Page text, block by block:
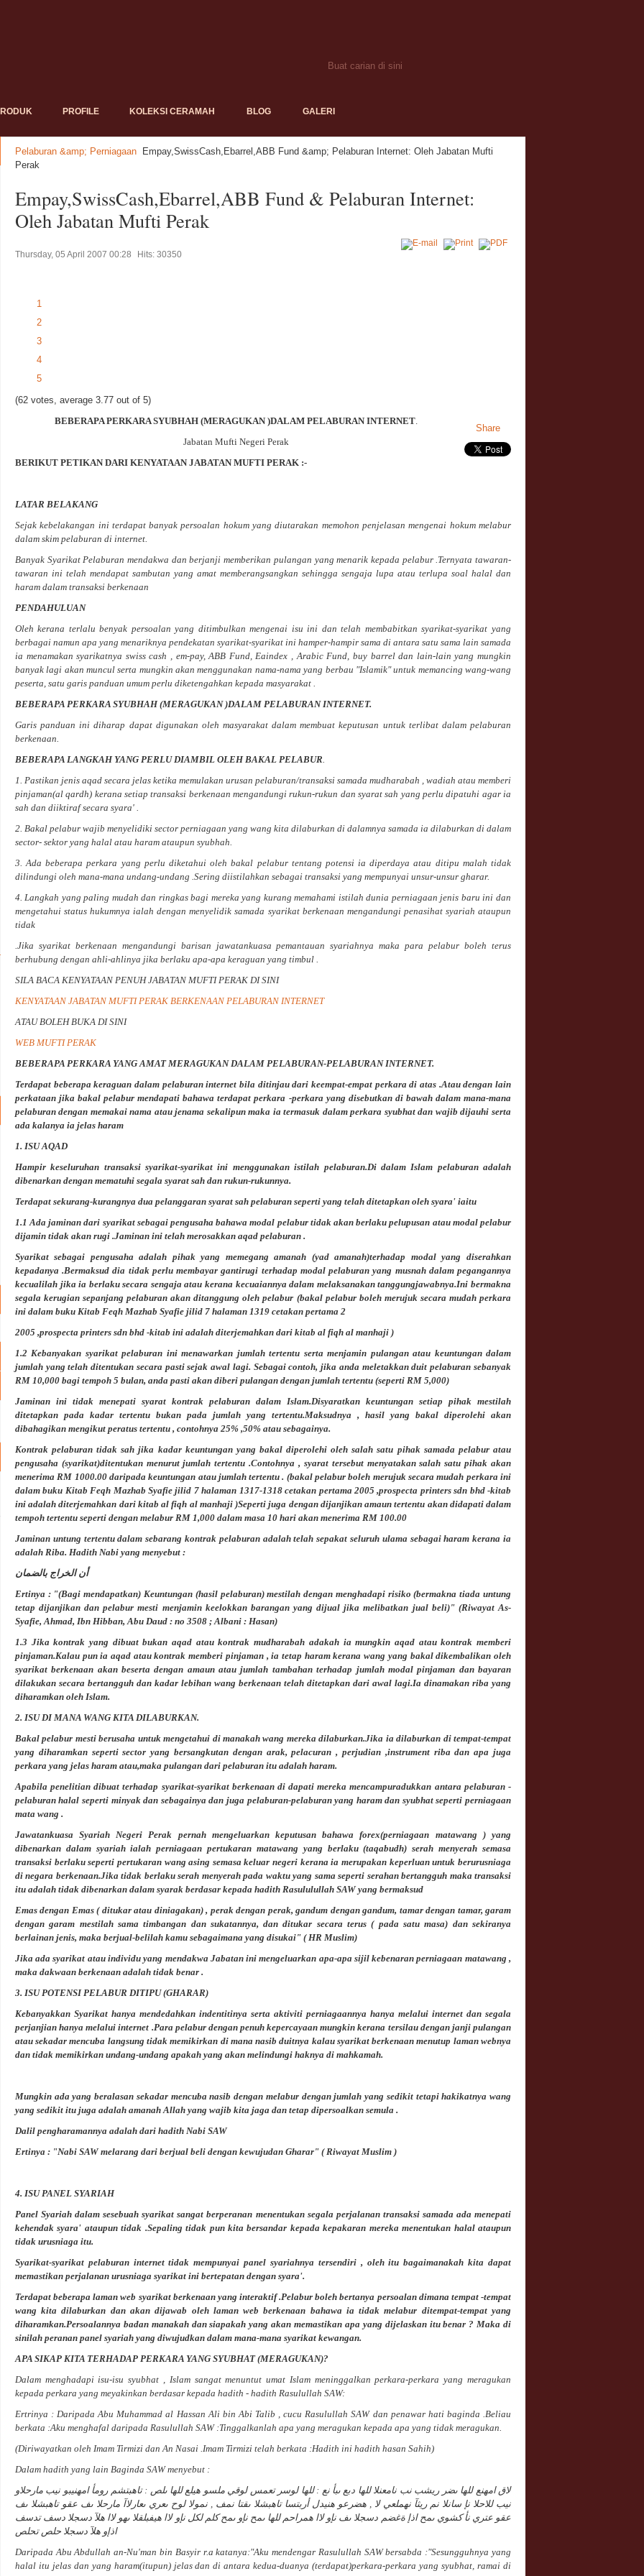
PROFILE KOLEKSI CERAMAH BLOG GALERI
Pelaburan &amp; Perniagaan
Empay,SwissCash,Ebarrel,ABB Fund &amp; Pelaburan Internet: Oleh Jabatan Mufti
Perak
Empay,SwissCash,Ebarrel,ABB Fund & Pelaburan Internet:
Oleh Jabatan Mufti Perak
Thursday, 05 April 2007 00:28 Hits: 30350
1
2
3
4
5
(62 votes, average 3.77 out of 5)
Share
BEBERAPA PERKARA SYUBHAH (MERAGUKAN )DALAM PELABURAN INTERNET.
Jabatan Mufti Negeri Perak
BERIKUT PETIKAN DARI KENYATAAN JABATAN MUFTI PERAK :-
LATAR BELAKANG
Sejak kebelakangan ini terdapat banyak persoalan hokum yang diutarakan memohon penjelasan mengenai hokum melabur
dalam skim pelaburan di internet.
Banyak Syarikat Pelaburan mendakwa dan berjanji memberikan pulangan yang menarik kepada pelabur .Ternyata tawaran-
tawaran ini telah mendapat sambutan yang amat memberangsangkan sehingga sengaja lupa atau terlupa soal halal dan
haram dalam transaksi berkenaan
PENDAHULUAN
Oleh kerana terlalu benyak persoalan yang ditimbulkan mengenai isu ini dan telah membabitkan syarikat-syarikat yang
berbagai namun apa yang menariknya pendekatan syarikat-syarikat ini hamper-hampir sama di antara satu sama lain samada
ia menamakan syarikatnya swiss cash , em-pay, ABB Fund, Eaindex , Arabic Fund, buy barrel dan lain-lain yang mungkin
banyak lagi akan muncul serta mungkin akan menggunakan nama-nama yang berbau "Islamik" untuk memancing wang-wang
peserta, satu garis panduan umum perlu diketengahkan kepada masyarakat .
BEBERAPA PERKARA SYUBHAH (MERAGUKAN )DALAM PELABURAN INTERNET.
Garis panduan ini diharap dapat digunakan oleh masyarakat dalam membuat keputusan untuk terlibat dalam pelaburan
berkenaan.
BEBERAPA LANGKAH YANG PERLU DIAMBIL OLEH BAKAL PELABUR.
1. Pastikan jenis aqad secara jelas ketika memulakan urusan pelaburan/transaksi samada mudharabah , wadiah atau memberi
pinjaman(al qardh) kerana setiap transaksi berkenaan mengandungi rukun-rukun dan syarat sah yang perlu dipatuhi agar ia
sah dan diiktiraf secara syara' .
2. Bakal pelabur wajib menyelidiki sector perniagaan yang wang kita dilaburkan di dalamnya samada ia dilaburkan di dalam
sector- sektor yang halal atau haram ataupun syubhah.
3. Ada beberapa perkara yang perlu diketahui oleh bakal pelabur tentang potensi ia diperdaya atau ditipu malah tidak
dilindungi oleh mana-mana undang-undang .Sering diistilahkan sebagai transaksi yang mempunyai unsur-unsur gharar.
4. Langkah yang paling mudah dan ringkas bagi mereka yang kurang memahami istilah dunia perniagaan jenis baru ini dan
mengetahui status hukumnya ialah dengan menyelidik samada syarikat berkenaan mengandungi penasihat syariah ataupun
tidak
.Jika syarikat berkenaan mengandungi barisan jawatankuasa pemantauan syariahnya maka para pelabur boleh terus
berhubung dengan ahli-ahlinya jika berlaku apa-apa keraguan yang timbul .
SILA BACA KENYATAAN PENUH JABATAN MUFTI PERAK DI SINI
KENYATAAN JABATAN MUFTI PERAK BERKENAAN PELABURAN INTERNET
ATAU BOLEH BUKA DI SINI
WEB MUFTI PERAK
BEBERAPA PERKARA YANG AMAT MERAGUKAN DALAM PELABURAN-PELABURAN INTERNET.
Terdapat beberapa keraguan dalam pelaburan internet bila ditinjau dari keempat-empat perkara di atas .Atau dengan lain
perkataan jika bakal pelabur mendapati bahawa terdapat perkara -perkara yang disebutkan di bawah dalam mana-mana
pelaburan dengan memakai nama atau jenama sekalipun maka ia termasuk dalam perkara syubhat dan wajib dijauhi serta
ada kalanya ia jelas haram
1. ISU AQAD
Hampir keseluruhan transaksi syarikat-syarikat ini menggunakan istilah pelaburan.Di dalam Islam pelaburan adalah
dibenarkan dengan mematuhi segala syarat sah dan rukun-rukunnya.
Terdapat sekurang-kurangnya dua pelanggaran syarat sah pelaburan seperti yang telah ditetapkan oleh syara' iaitu
1.1 Ada jaminan dari syarikat sebagai pengusaha bahawa modal pelabur tidak akan berlaku pelupusan atau modal pelabur
dijamin tidak akan rugi .Jaminan ini telah merosakkan aqad pelaburan .
Syarikat sebagai pengusaha adalah pihak yang memegang amanah (yad amanah)terhadap modal yang diserahkan
kepadanya .Bermaksud dia tidak perlu membayar gantirugi terhadap modal pelaburan yang musnah dalam pegangannya
kecualilah jika ia berlaku secara sengaja atau kerana kecuaiannya dalam melaksanakan tanggungjawabnya.Ini bermakna
segala kerugian sepanjang pelaburan akan ditanggung oleh pelabur (bakal pelabur boleh merujuk secara mudah perkara
ini dalam buku Kitab Feqh Mazhab Syafie jilid 7 halaman 1319 cetakan pertama 2
2005 ,prospecta printers sdn bhd -kitab ini adalah diterjemahkan dari kitab al fiqh al manhaji )
1.2 Kebanyakan syarikat pelaburan ini menawarkan jumlah tertentu serta menjamin pulangan atau keuntungan dalam
jumlah yang telah ditentukan secara pasti sejak awal lagi. Sebagai contoh, jika anda meletakkan duit pelaburan sebanyak
RM 10,000 bagi tempoh 5 bulan, anda pasti akan diberi pulangan dengan jumlah tertentu (seperti RM 5,000)
Jaminan ini tidak menepati syarat kontrak pelaburan dalam Islam.Disyaratkan keuntungan setiap pihak mestilah
ditetapkan pada kadar tertentu bukan pada jumlah yang tertentu.Maksudnya , hasil yang bakal diperolehi akan
dibahagikan mengikut peratus tertentu , contohnya 25% ,50% atau sebagainya.
Kontrak pelaburan tidak sah jika kadar keuntungan yang bakal diperolehi oleh salah satu pihak samada pelabur atau
pengusaha (syarikat)ditentukan menurut jumlah tertentu .Contohnya , syarat tersebut menyatakan salah satu pihak akan
menerima RM 1000.00 daripada keuntungan atau jumlah tertentu . (bakal pelabur boleh merujuk secara mudah perkara ini
dalam buku Kitab Feqh Mazhab Syafie jilid 7 halaman 1317-1318 cetakan pertama 2005 ,prospecta printers sdn bhd -kitab
ini adalah diterjemahkan dari kitab al fiqh al manhaji )Seperti juga dengan dijanjikan amaun tertentu akan didapati dalam
tempoh tertentu seperti dengan melabur RM 1,000 dalam masa 10 hari akan menerima RM 100.00
Jaminan untung tertentu dalam sebarang kontrak pelaburan adalah telah sepakat seluruh ulama sebagai haram kerana ia
adalah Riba. Hadith Nabi yang menyebut :
أن الخراج بالضمان
Ertinya : "(Bagi mendapatkan) Keuntungan (hasil pelaburan) mestilah dengan menghadapi risiko (bermakna tiada untung
tetap dijanjikan dan pelabur mesti menjamin keelokkan barangan yang dijual jika melibatkan jual beli)" (Riwayat As-
Syafie, Ahmad, Ibn Hibban, Abu Daud : no 3508 ; Albani : Hasan)
1.3 Jika kontrak yang dibuat bukan aqad atau kontrak mudharabah adakah ia mungkin aqad atau kontrak memberi
pinjaman.Kalau pun ia aqad atau kontrak memberi pinjaman , ia tetap haram kerana wang yang bakal dikembalikan oleh
syarikat berkenaan akan beserta dengan amaun atau jumlah tambahan terhadap jumlah modal pinjaman dan bayaran
dilakukan secara bertangguh dan kadar lebihan wang berkenaan telah ditetapkan dari awal lagi.Ia dinamakan riba yang
diharamkan oleh Islam.
2. ISU DI MANA WANG KITA DILABURKAN.
Bakal pelabur mesti berusaha untuk mengetahui di manakah wang mereka dilaburkan.Jika ia dilaburkan di tempat-tempat
yang diharamkan seperti sector yang bersangkutan dengan arak, pelacuran , perjudian ,instrument riba dan apa juga
perkara yang jelas haram atau,maka pulangan dari pelaburan itu adalah haram.
Apabila penelitian dibuat terhadap syarikat-syarikat berkenaan di dapati mereka mencampuradukkan antara pelaburan -
pelaburan halal seperti minyak dan sebagainya dan juga pelaburan-pelaburan yang haram dan syubhat seperti perniagaan
mata wang .
Jawatankuasa Syariah Negeri Perak pernah mengeluarkan keputusan bahawaforex(perniagaan matawang )yang
dibenarkan dalam syariah ialah perniagaan pertukaran matawang yang berlaku (taqabudh) serah menyerah semasa
transaksi berlaku seperti pertukaran wang asing semasa keluar negeri kerana ia merupakan keperluan untuk berurusniaga
di negara berkenaan.Jika tidak berlaku serah menyerah pada waktu yang sama seperti serahan bertangguh maka transaksi
itu adalah tidak dibenarkan dalam syarak berdasar kepada hadith Rasululullah SAW yang bermaksud
Emas dengan Emas ( ditukar atau diniagakan) , perak dengan perak, gandum dengan gandum, tamar dengan tamar, garam
dengan garam mestilah sama timbangan dan sukatannya, danditukar secara terus ( pada satu masa) dan sekiranya
berlainan jenis, maka berjual-belilah kamu sebagaimana yang disukai" ( HR Muslim)
Jika ada syarikat atau individu yang mendakwa Jabatan ini mengeluarkan apa-apa sijil kebenaran perniagaan matawang ,
maka dakwaan berkenaan adalah tidak benar .
3. ISU POTENSI PELABUR DITIPU (GHARAR)
Kebanyakkan Syarikat hanya mendedahkan indentitinya serta aktiviti perniagaannya hanya melalui internet dan segala
perjanjian hanya melalui internet .Para pelabur dengan penuh kepercayaan mungkin kerana tersilau dengan janji pulangan
atau sekadar mencuba langsung tidak memikirkan di mana nasib duitnya kalau syarikat berkenaan menutup laman webnya
dan tidak memikirkan undang-undang apakah yang akan melindungi haknya di mahkamah.
Mungkin ada yang beralasan sekadar mencuba nasib dengan melabur dengan jumlah yang sedikit tetapi hakikatnya wang
yang sedikit itu juga adalah amanah Allah yang wajib kita jaga dan tetap dipersoalkan semula .
Dalil pengharamannya adalah dari hadith Nabi SAW
Ertinya : "Nabi SAW melarang dari berjual beli dengan kewujudan Gharar" ( Riwayat Muslim)
4. ISU PANEL SYARIAH
Panel Syariah dalam sesebuah syarikat sangat berperanan menentukan segala perjalanan transaksi samada ada menepati
kehendak syara' ataupun tidak .Sepaling tidak pun kita bersandar kepada kepakaran mereka menentukan halal ataupun
tidak urusniaga itu.
Syarikat-syarikat pelaburan internet tidak mempunyai panel syariahnya tersendiri , oleh itu bagaimanakah kita dapat
memastikan perjalanan urusniaga syarikat ini bertepatan dengan syara'.
Terdapat beberapa laman web syarikat berkenaan yang interaktif .Pelabur boleh bertanya persoalan dimana tempat -tempat
wang kita dilaburkan dan akan dijawab oleh laman web berkenaan bahawa ia tidak melabur ditempat-tempat yang
diharamkan.Persoalannya badan manakah dan siapakah yang akan memastikan apa yang dijelaskan itu benar ? Maka di
sinilah peranan panel syariah yang diwujudkan dalam mana-mana syarikat kewangan.
APA SIKAP KITA TERHADAP PERKARA YANG SYUBHAT (MERAGUKAN)?
Dalam menghadapi isu-isu syubhat , Islam sangat menuntut umat Islam meninggalkanperkara-perkara yang meragukan
kepada perkara yang meyakinkan berdasar kepada hadith - hadith Rasulullah SAW:
Ertrinya : Daripada Abu Muhammad al Hassan Ali bin Abi Talib , cucu Rasulullah SAW dan penawar hati baginda .Beliau
berkata :Aku menghafal daripada Rasulullah SAW :Tinggalkanlah apa yang meragukan kepada apa yang tidak meragukan.
(Diriwayatkan oleh Imam Tirmizi dan An Nasai .Imam Tirmizi telah berkata :Hadith ini hadith hasan Sahih)
Dalam hadith yang lain Baginda SAW menyebut :
لاق امهنع للها ىضر ريشب نب نامعنلا للها دبع ىبأ نع : للها لوسر تعمس لوقي ملسو هيلع للها ىلص : تاهبتشم رومأ امهنيبو نيب مارحلاو
نيب للاحلا نإ سانلا نم ريثآ نهملعي لا , هضرعو هنيدل أربتسا تاهبشلا ىقتا نمف , نمولا لوح ىعري ىعارلاآ مارحلا ىف عقو تاهبشلا ىف
عقو عتري نأ كشوي ىمح اذإ ةغضم دسجلا ىف نإو لاا همراحم للها ىمح نإو ىمح كلم لكل نإو لاا هيفبلقلا ىهو لاا هلآ دسجلا دسف تدسف
اذإو هلآ دسجلا حلص تحلص
Daripada Abu Abdullah an-Nu'man bin Basyir r.a katanya:"Aku mendengar Rasulullah SAW bersabda :"Sesungguhnya yang
halal itu jelas dan yang haram(itupun) jelas dan di antara kedua-duanya (terdapat)perkara-perkara yang syubhat, ramai di